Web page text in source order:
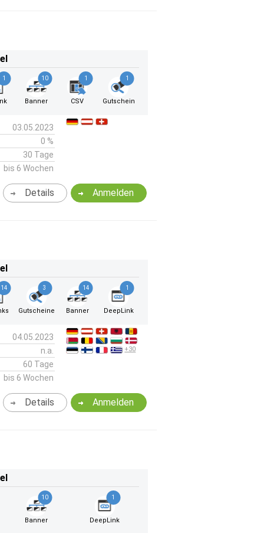
1 10
Banner
1
CSV
1
Gutschein
03.05.2023
0 %
30 Tage
bis 6 Wochen
Anmelden
Details
14 3
Gutscheine
14
Banner
1
DeepLink
04.05.2023
n.a.
60 Tage
bis 6 Wochen
+30
Anmelden
Details
10
Banner
1
DeepLink